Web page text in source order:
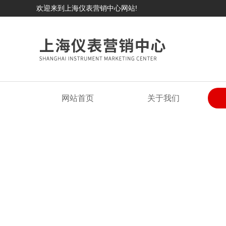
欢迎来到上海仪表营销中心网站!
网站首页 关于我们